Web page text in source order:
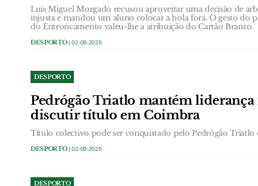
Luís Miguel Morgado recusou aproveitar uma decisão de
injusta e mandou um aluno colocar a bola fora. O gesto do
do Entroncamento valeu-lhe a atribuição do Cartão Branco.
DESPORTO| 02-08-2026
DESPORTO
Pedrógão Triatlo mantém liderança
discutir título em Coimbra
Título colectivo pode ser conquistado pelo Pedrógão Triatlo
DESPORTO| 02-08-2026
DESPORTO